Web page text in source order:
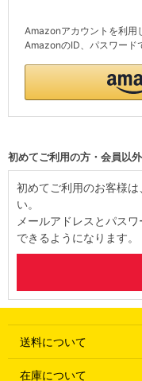
Amazonアカウントを利用
AmazonのID、パスワード
初めてご利用の方・会員以
初めてご利用のお客様
い。
メールアドレスとパス
できるようになります。
送料について
在庫について